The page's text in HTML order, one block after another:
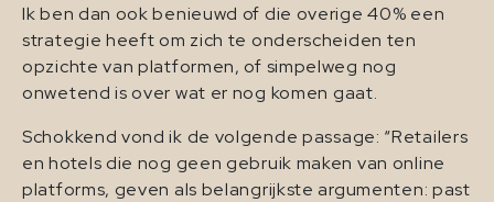
Ik ben dan ook benieuwd of die overige 40% een
strategie heeft om zich te onderscheiden ten
opzichte van platformen, of simpelweg nog
onwetend is over wat er nog komen gaat.
Schokkend vond ik de volgende passage: “Retailers
en hotels die nog geen gebruik maken van online
platforms, geven als belangrijkste argumenten: past